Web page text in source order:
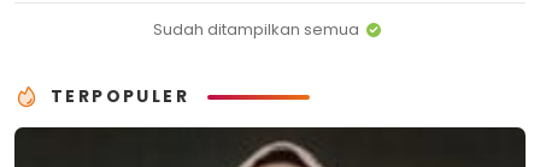
Sudah ditampilkan semua
TERPOPULER